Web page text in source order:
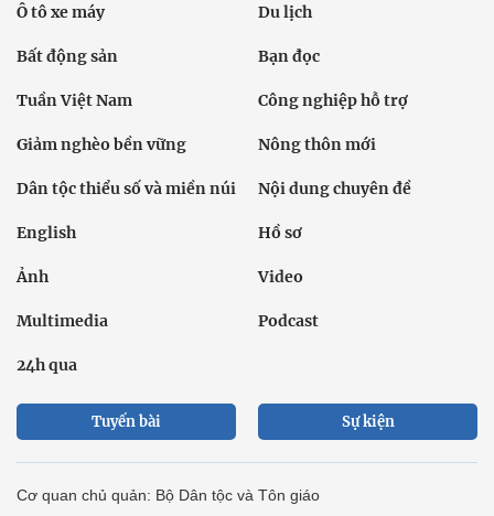
Ô tô xe máy Du lịch
Bất động sản Bạn đọc
Tuần Việt Nam Công nghiệp hỗ trợ
Giảm nghèo bền vững Nông thôn mới
Dân tộc thiểu số và miền núi Nội dung chuyên đề
English Hồ sơ
Ảnh Video
Multimedia Podcast
24h qua
Tuyến bài Sự kiện
Cơ quan chủ quản: Bộ Dân tộc và Tôn giáo